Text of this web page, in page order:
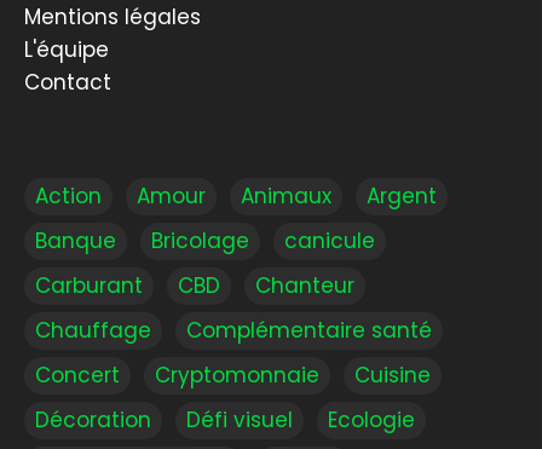
Mentions légales
L'équipe
Contact
Action Amour Animaux
Argent
Banque
Bricolage
canicule
Carburant
CBD
Chanteur
Chauffage
Complémentaire santé
Concert
Cryptomonnaie
Cuisine
Décoration
Défi visuel
Ecologie